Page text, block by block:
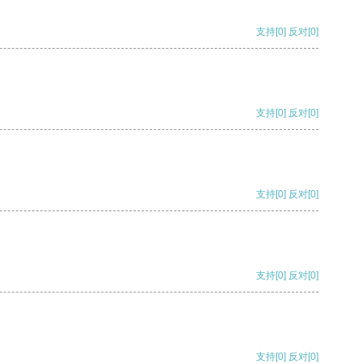
支持[0] 反对[0]
支持[0] 反对[0]
支持[0] 反对[0]
支持[0] 反对[0]
支持[0] 反对[0]